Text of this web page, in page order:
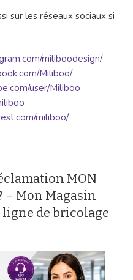
sur les réseaux sociaux si
miliboodesign/
Miliboo/
user/Miliboo
miliboo/
MON
– Mon Magasin
ligne de bricolage